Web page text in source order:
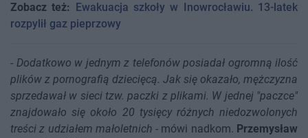
Zobacz też:
Ewakuacja szkoły w Inowrocławiu. 13-latek
rozpylił gaz pieprzowy
- Dodatkowo w jednym z telefonów posiadał ogromną ilość
plików z pornografią dziecięcą. Jak się okazało, mężczyzna
sprzedawał w sieci tzw. paczki z plikami. W jednej "paczce"
znajdowało się około 20 tysięcy różnych niedozwolonych
treści z udziałem małoletnich - mówi nadkom. Przemysław